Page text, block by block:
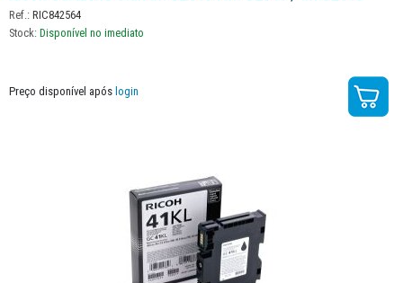
Ref.: RIC842564
Stock: Disponível no imediato
Preço disponível após login